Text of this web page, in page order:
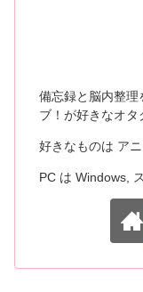
備忘録と脳内整理
ブ！が好きなオタ
好きなものは アニ
PC は Windows,